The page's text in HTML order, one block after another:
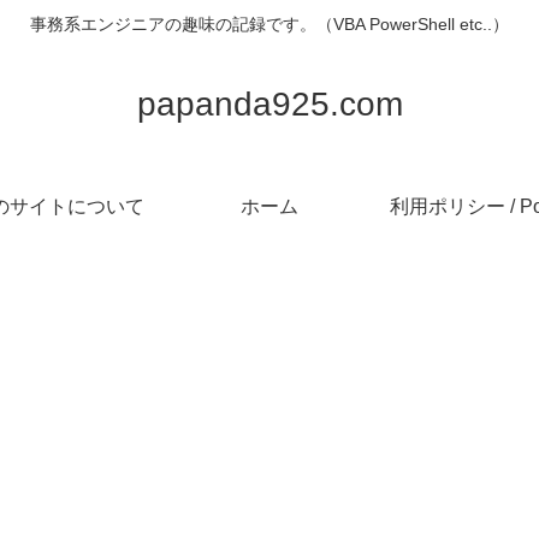
事務系エンジニアの趣味の記録です。（VBA PowerShell etc..）
papanda925.com
サイトについて ホーム 利用ポリシー /